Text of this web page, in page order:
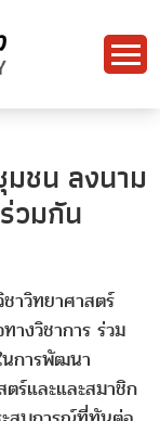
ชน ลงนาม
วมกัน
าวิทยาศาสตร์
างวิชาการ ร่วม
การพัฒนา
ร์และและสมาชิก